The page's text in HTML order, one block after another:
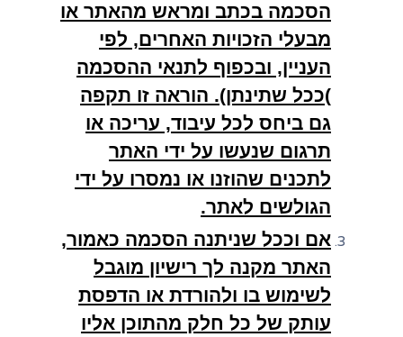
הסכמה בכתב ומראש מהאתר או
מבעלי הזכויות האחרים, לפי
העניין, ובכפוף לתנאי ההסכמה
)ככל שתינתן). הוראה זו תקפה
גם ביחס לכל עיבוד, עריכה או
תרגום שנעשו על ידי האתר
לתכנים שהוזנו או נמסרו על ידי
הגולשים לאתר.
אם וככל שניתנה הסכמה כאמור,
האתר מקנה לך רישיון מוגבל
לשימוש בו ולהורדת או הדפסת
עותק של כל חלק מהתוכן אליו